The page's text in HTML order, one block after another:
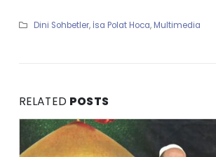
Dini Sohbetler, İsa Polat Hoca, Multimedia
RELATED POSTS